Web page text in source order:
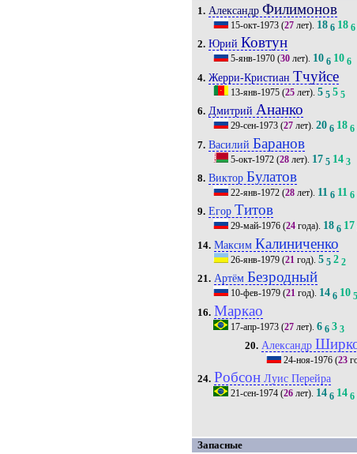
1. АлександрФилимонов
15-окт-1973 (27 лет). 18 6 18 6
2. ЮрийКовтун
5-янв-1970 (30 лет). 10 6 10 6
4. Жерри-КристианТчуйсе
13-янв-1975 (25 лет).5 5 5 5
6. Дмитрий Ананко
29-сен-1973 (27 лет).20 6 18 6
7. Василий Баранов
5-окт-1972 (28 лет). 17 5 14 3
8. Виктор Булатов
22-янв-1972 (28 лет). 11 6 11 6
9. ЕгорТитов
29-май-1976 (24 года). 18 6 17
14. Максим Калиниченко
26-янв-1979 (21 год).5 5 2 2
21. Артём Безродный
10-фев-1979 (21 год). 14 6 10 5
16. Маркао
17-апр-1973 (27 лет).6 6 3 3
20. Александр
24-ноя-1976(23
24. Робсон Луис Перейра
21-сен-1974 (26 лет). 14 6 14 6
Запасные